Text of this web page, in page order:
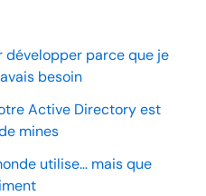
développer parce que je
besoin
Active Directory est
mines
utilise… mais que